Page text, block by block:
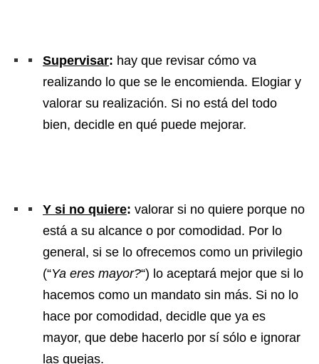
Supervisar: hay que revisar cómo va
realizando lo que se le encomienda. Elogiar y
valorar su realización. Si no está del todo
bien, decidle en qué puede mejorar.
Y si no quiere: valorar si no quiere porque no
está a su alcance o por comodidad. Por lo
general, si se lo ofrecemos como un privilegio
(“Ya eres mayor?“) lo aceptará mejor que si lo
hacemos como un mandato sin más. Si no lo
hace por comodidad, decidle que ya es
mayor, que debe hacerlo por sí sólo e ignorar
las quejas.